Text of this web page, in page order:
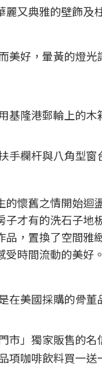
又典雅的壁飾及
美好，暈黃的燈
基隆港郵輪上的
手欄杆與八角型窗
懷舊之情開始
子才有的洗石子
，置換了空間
時間流動的美好。
在美國採購的骨
市」獨家販售的
項咖啡飲料買一送